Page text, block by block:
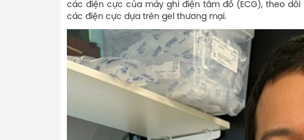
các điện cực của máy ghi điện tâm đồ (ECG), theo
các điện cực dựa trên gel thương mại.